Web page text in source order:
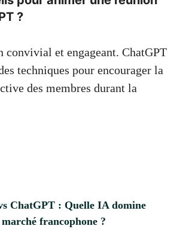
?
convivial et engageant. ChatGPT
techniques pour encourager la
des membres durant la
ChatGPT : Quelle IA domine
francophone ?